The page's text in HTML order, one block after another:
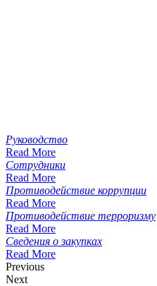
Руководство
Read More
Сотрудники
Read More
Противодействие коррупции
Read More
Противодействие терроризму
Read More
Сведения о закупках
Read More
Previous
Next